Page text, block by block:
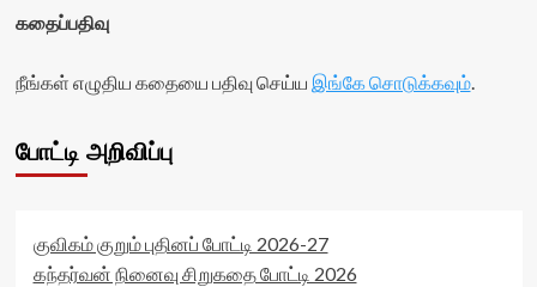
கதைப்பதிவு
நீங்கள் எழுதிய கதையை பதிவு செய்ய இங்கே சொடுக்கவும்.
போட்டி அறிவிப்பு
குவிகம் குறும் புதினப் போட்டி 2026-27
கந்தர்வன் நினைவு சிறுகதை போட்டி 2026